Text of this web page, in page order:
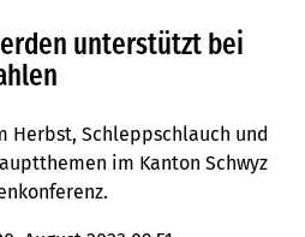
unterstützt bei
Herbst, Schleppschlauch und
im Kanton Schwyz